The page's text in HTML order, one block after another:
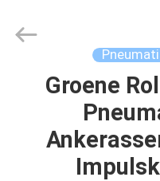
HUIS
PRODUCTEN
Groene